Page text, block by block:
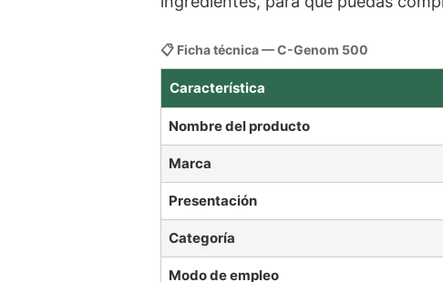
📋 Ficha técnica — C-Genom 500
Característica
Nombre del producto
Marca
Presentación
Categoría
Modo de empleo